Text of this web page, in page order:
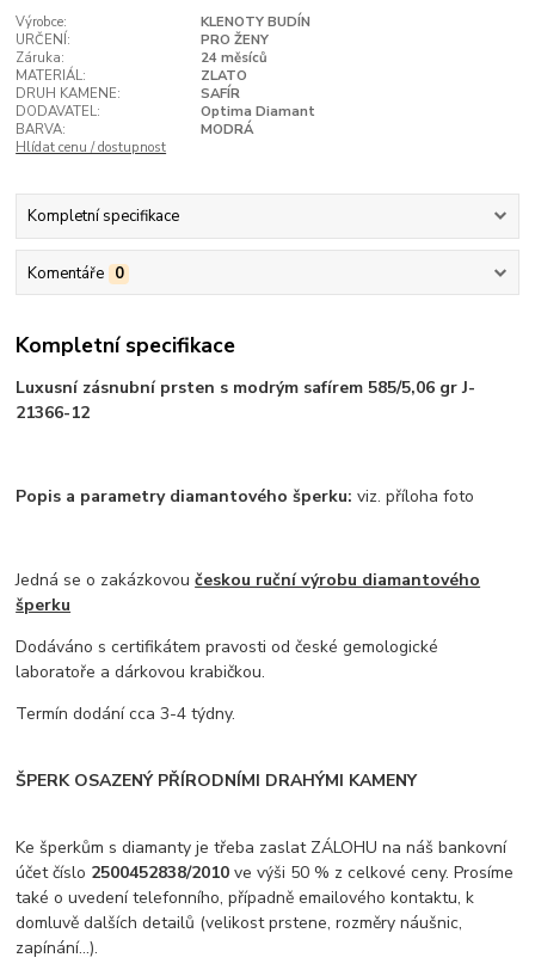
Výrobce:
KLENOTY BUDÍN
URČENÍ:
PRO ŽENY
Záruka:
24 měsíců
MATERIÁL:
ZLATO
DRUH KAMENE:
SAFÍR
DODAVATEL:
Optima Diamant
BARVA:
MODRÁ
Hlídat cenu / dostupnost
Kompletní specifikace
Komentáře 0
Kompletní specifikace
Luxusní zásnubní prsten s modrým safírem 585/5,06 gr J-
21366-12
Popis a parametry diamantového šperku: viz. příloha foto
Jedná se o zakázkovoučeskou ruční výrobu diamantového
šperku
Dodáváno s certifikátem pravosti od české gemologické
laboratoře a dárkovou krabičkou.
Termín dodání cca 3-4 týdny.
ŠPERK OSAZENÝ PŘÍRODNÍMI DRAHÝMI KAMENY
Ke šperkům s diamanty je třeba zaslat ZÁLOHU na náš bankovní
účet číslo 2500452838/2010ve výši 50 % z celkové ceny. Prosíme
také o uvedení telefonního, případně emailového kontaktu, k
domluvě dalších detailů (velikost prstene, rozměry náušnic,
zapínání...).